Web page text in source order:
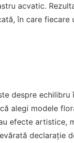
acvatic.
în care fiecare
despre echilibru
alegi modele
efecte artistice,
declarație